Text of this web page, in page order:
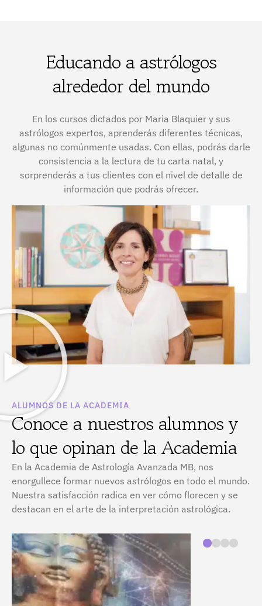
Educando a astrólogos
alrededor del mundo
En los cursos dictados por Maria Blaquier y sus
astrólogos expertos, aprenderás diferentes técnicas,
algunas no comúnmente usadas. Con ellas, podrás darle
consistencia a la lectura de tu carta natal, y
sorprenderás a tus clientes con el nivel de detalle de
información que podrás ofrecer.
ALUMNOS DE LA ACADEMIA
Conoce a nuestros alumnos y
lo que opinan de la Academia
En la Academia de Astrología Avanzada MB, nos
enorgullece formar nuevos astrólogos en todo el mundo.
Nuestra satisfacción radica en ver cómo florecen y se
destacan en el arte de la interpretación astrológica.